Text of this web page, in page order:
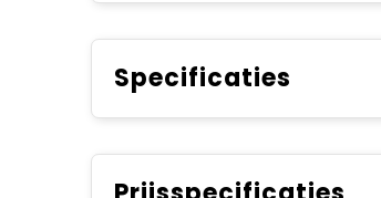
Specificaties